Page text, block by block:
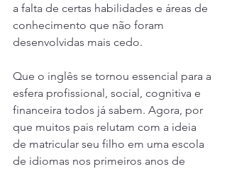
a falta de certas habilidades e áreas de
conhecimento que não foram
desenvolvidas mais cedo.
Que o inglês se tornou essencial para a
esfera profissional, social, cognitiva e
financeira todos já sabem. Agora, por
que muitos pais relutam com a ideia
de matricular seu filho em uma escola
de idiomas nos primeiros anos de